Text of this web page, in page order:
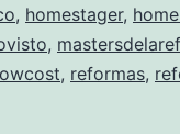
, homestager,
,
, reformas,